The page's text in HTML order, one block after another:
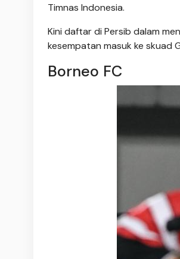
Timnas Indonesia.
Kini daftar di Persib dalam
kesempatan masuk ke skuad
Borneo FC